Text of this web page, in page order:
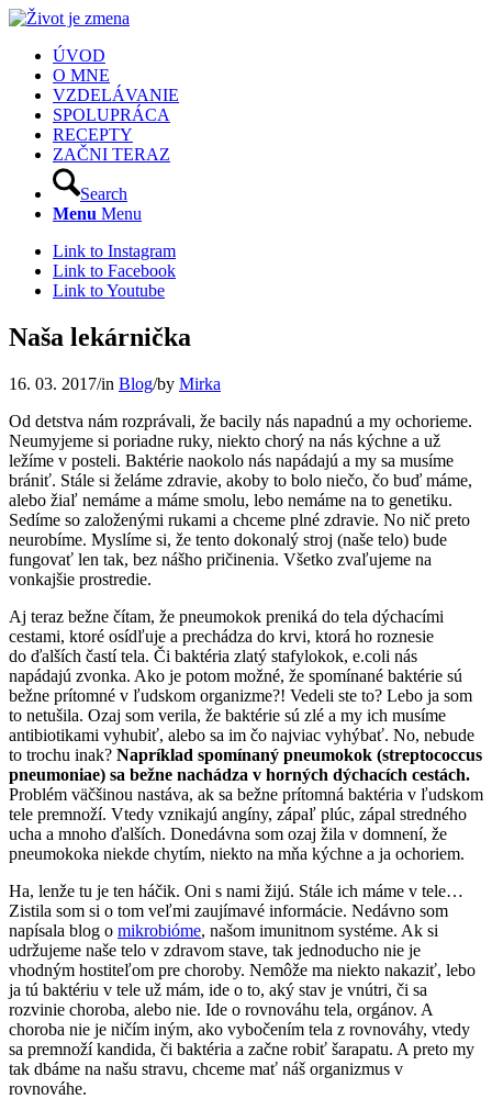
ÚVOD
O MNE
VZDELÁVANIE
SPOLUPRÁCA
RECEPTY
ZAČNI TERAZ
Search
Menu Menu
Link to Instagram
Link to Facebook
Link to Youtube
Naša lekárnička
16. 03. 2017/in Blog/by Mirka
Od detstva nám rozprávali, že bacily nás napadnú a my ochorieme.
Neumyjeme si poriadne ruky, niekto chorý na nás kýchne a už
ležíme v posteli. Baktérie naokolo nás napádajú a my sa musíme
brániť. Stále si želáme zdravie, akoby to bolo niečo, čo buď máme,
alebo žiaľ nemáme a máme smolu, lebo nemáme na to genetiku.
Sedíme so založenými rukami a chceme plné zdravie. No nič preto
neurobíme. Myslíme si, že tento dokonalý stroj (naše telo) bude
fungovať len tak, bez nášho pričinenia. Všetko zvaľujeme na
vonkajšie prostredie.
Aj teraz bežne čítam, že pneumokok preniká do tela dýchacími
cestami, ktoré osídľuje a prechádza do krvi, ktorá ho roznesie
do ďalších častí tela. Či baktéria zlatý stafylokok, e.coli nás
napádajú zvonka. Ako je potom možné, že spomínané baktérie sú
bežne prítomné v ľudskom organizme?! Vedeli ste to? Lebo ja som
to netušila. Ozaj som verila, že baktérie sú zlé a my ich musíme
antibiotikami vyhubiť, alebo sa im čo najviac vyhýbať. No, nebude
to trochu inak? Napríklad spomínaný pneumokok (streptococcus
pneumoniae) sa bežne nachádza v horných dýchacích cestách.
Problém väčšinou nastáva, ak sa bežne prítomná baktéria v ľudskom
tele premnoží. Vtedy vznikajú angíny, zápaľ plúc, zápal stredného
ucha a mnoho ďalších. Donedávna som ozaj žila v domnení, že
pneumokoka niekde chytím, niekto na mňa kýchne a ja ochoriem.
Ha, lenže tu je ten háčik. Oni s nami žijú. Stále ich máme v tele…
Zistila som si o tom veľmi zaujímavé informácie. Nedávno som
napísala blog o mikrobióme, našom imunitnom systéme. Ak si
udržujeme naše telo v zdravom stave, tak jednoducho nie je
vhodným hostiteľom pre choroby. Nemôže ma niekto nakaziť, lebo
ja tú baktériu v tele už mám, ide o to, aký stav je vnútri, či sa
rozvinie choroba, alebo nie. Ide o rovnováhu tela, orgánov. A
choroba nie je ničím iným, ako vybočením tela z rovnováhy, vtedy
sa premnoží kandida, či baktéria a začne robiť šarapatu. A preto my
tak dbáme na našu stravu, chceme mať náš organizmus v
rovnováhe.